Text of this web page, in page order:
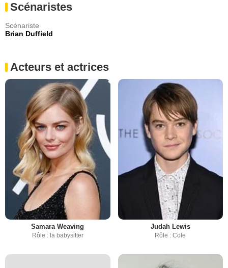
Scénaristes
Scénariste
Brian Duffield
Acteurs et actrices
Samara Weaving
Rôle : la babysitter
Judah Lewis
Rôle : Cole